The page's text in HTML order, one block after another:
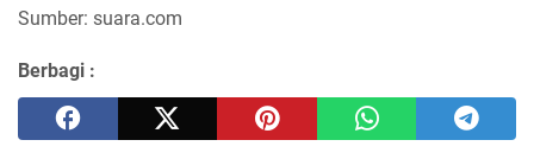
Sumber: suara.com
Berbagi :